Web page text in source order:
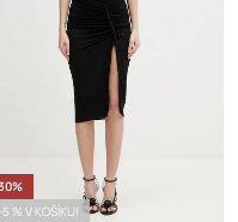
% V KOŠÍKU!